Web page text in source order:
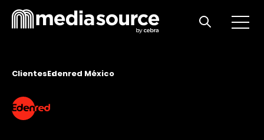
Open
Open search
ClientesEdenred México